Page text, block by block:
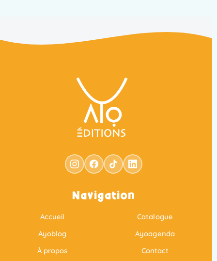
Navigation
Accueil
Catalogue
Ayoblog
Ayoagenda
À propos
Contact